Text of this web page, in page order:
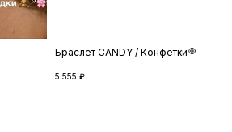
Браслет CANDY / Конфетки🍭
5 555 ₽